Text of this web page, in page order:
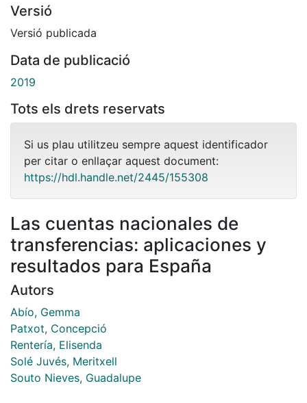
Versió
Versió publicada
Data de publicació
2019
Tots els drets reservats
Si us plau utilitzeu sempre aquest identificador
per citar o enllaçar aquest document:
https://hdl.handle.net/2445/155308
Las cuentas nacionales de
transferencias: aplicaciones y
resultados para España
Autors
Abío, Gemma
Patxot, Concepció
Rentería, Elisenda
Solé Juvés, Meritxell
Souto Nieves, Guadalupe